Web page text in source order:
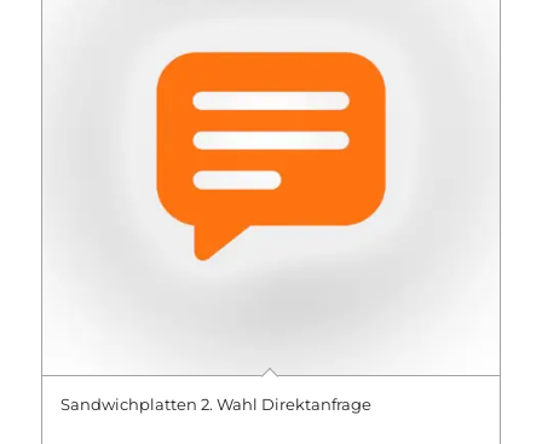
Sandwichplatten 2. Wahl Direktanfrage